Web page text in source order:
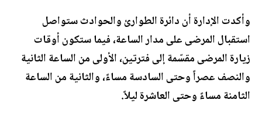
وأكدت الإدارة أن دائرة الطوارئ والحوادث ستواصل
استقبال المرضى على مدار الساعة، فيما ستكون أوقات
زيارة المرضى مقسّمة إلى فترتين، الأولى من الساعة الثانية
والنصف عصراً وحتى السادسة مساءً، والثانية من الساعة
الثامنة مساءً وحتى العاشرة ليلاً.